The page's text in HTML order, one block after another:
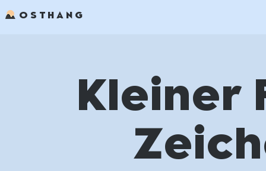
OSTHANG
Kleiner